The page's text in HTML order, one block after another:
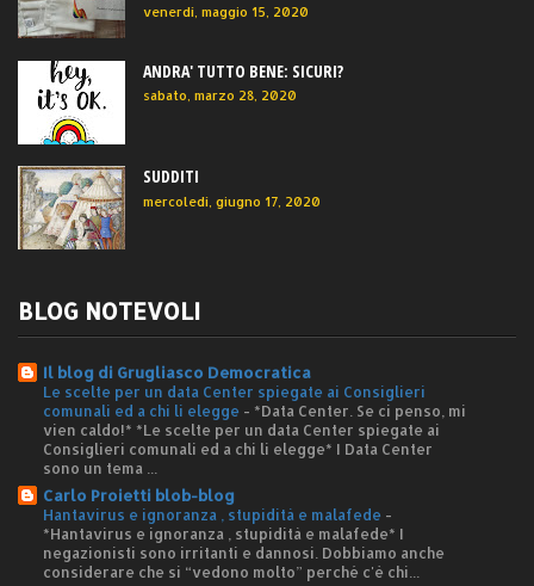
venerdì, maggio 15, 2020
ANDRA' TUTTO BENE: SICURI?
sabato, marzo 28, 2020
SUDDITI
mercoledì, giugno 17, 2020
BLOG NOTEVOLI
Il blog di Grugliasco Democratica
Le scelte per un data Center spiegate ai Consiglieri
comunali ed a chi li elegge - *Data Center. Se ci penso, mi
vien caldo!* *Le scelte per un data Center spiegate ai
Consiglieri comunali ed a chi li elegge* I Data Center
sono un tema ...
Carlo Proietti blob-blog
Hantavirus e ignoranza , stupidità e malafede -
*Hantavirus e ignoranza , stupidità e malafede* I
negazionisti sono irritanti e dannosi. Dobbiamo anche
considerare che si “vedono molto” perché c'è chi...